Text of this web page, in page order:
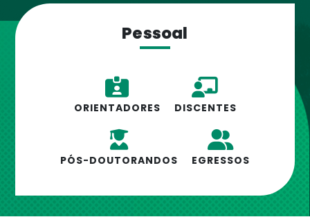
Pessoal
ORIENTADORES DISCENTES
PÓS-DOUTORANDOS EGRESSOS